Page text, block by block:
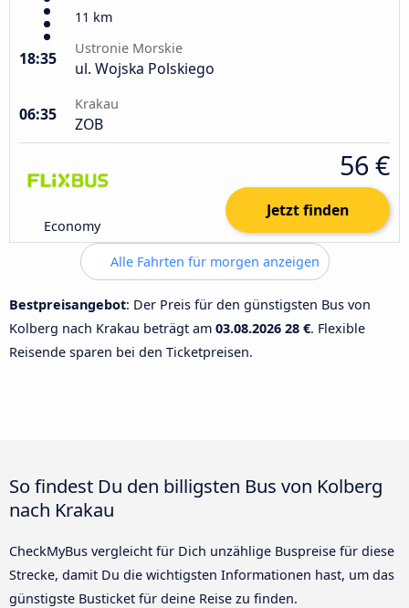
11 km
18:35
Ustronie Morskie
ul. Wojska Polskiego
06:35
Krakau
ZOB
Economy
56 €
Jetzt finden
Alle Fahrten für morgen anzeigen
Bestpreisangebot: Der Preis für den günstigsten Bus von
Kolberg nach Krakau beträgt am 03.08.2026 28 €. Flexible
Reisende sparen bei den Ticketpreisen.
So findest Du den billigsten Bus von Kolberg
nach Krakau
CheckMyBus vergleicht für Dich unzählige Buspreise für diese
Strecke, damit Du die wichtigsten Informationen hast, um das
günstigste Busticket für deine Reise zu finden.